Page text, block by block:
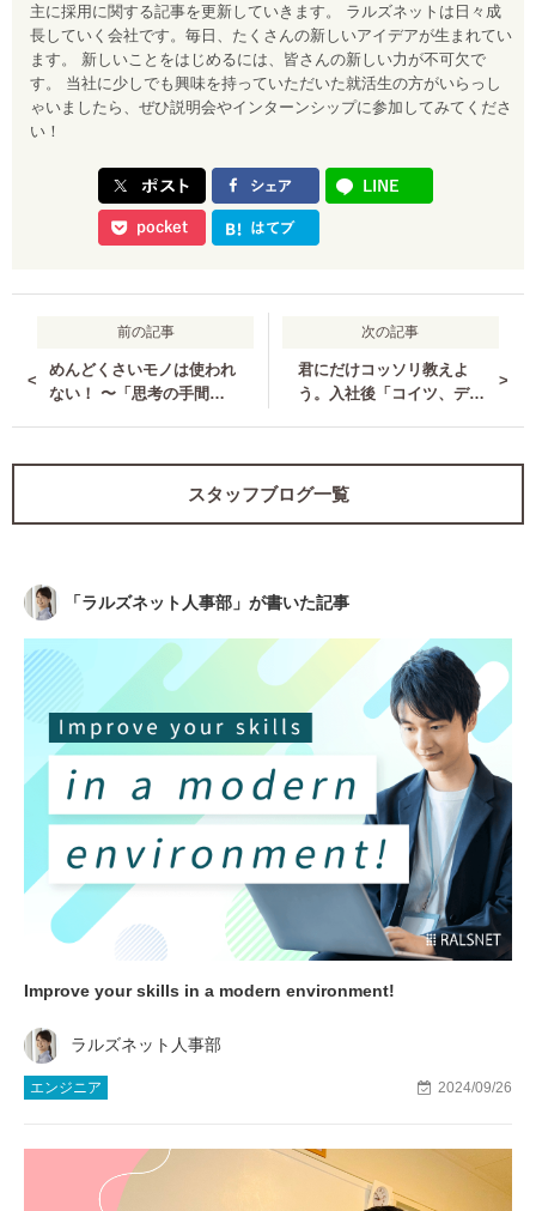
主に採用に関する記事を更新していきます。 ラルズネットは日々成
長していく会社です。毎日、たくさんの新しいアイデアが生まれてい
ます。 新しいことをはじめるには、皆さんの新しい力が不可欠で
す。 当社に少しでも興味を持っていただいた就活生の方がいらっし
ゃいましたら、ぜひ説明会やインターンシップに参加してみてくださ
い！
前の記事
<
めんどくさいモノは使われ
ない！ 〜「思考の手間」
次の記事
君にだけコッソリ教えよ
う。入社後「コイツ、デキ
>
スタッフブログ一覧
「ラルズネット人事部 」が書いた記事
Improve your skills in a modern environment!
ラルズネット人事部
エンジニア 2024/09/26